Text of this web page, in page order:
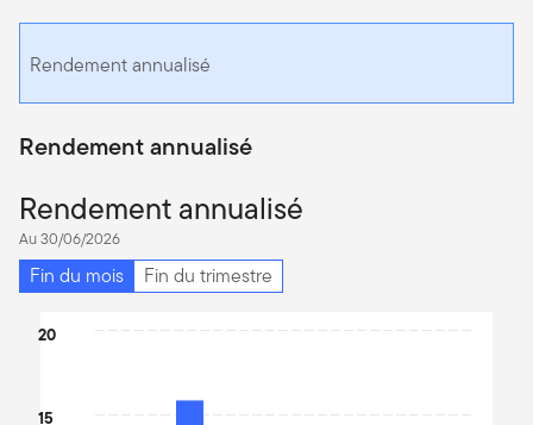
Rendement annualisé
Rendement annualisé
Rendement annualisé
Au 30/06/2026
Fin du mois
Fin du trimestre
The chart has 1 X axis displaying categories.
15
20